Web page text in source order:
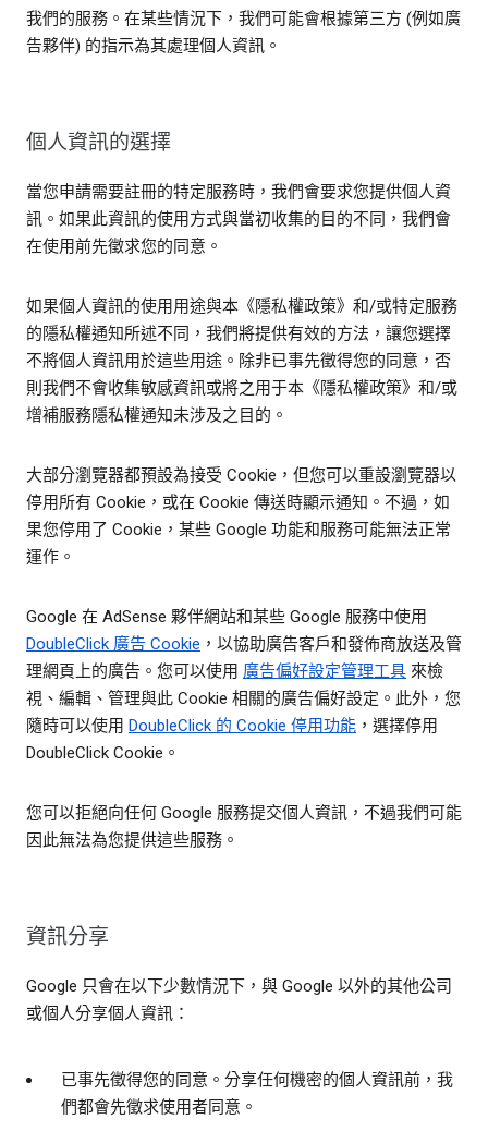
我們的服務。在某些情況下，我們可能會根據第三方 (例如廣
告夥伴) 的指示為其處理個人資訊。
個人資訊的選擇
當您申請需要註冊的特定服務時，我們會要求您提供個人資
訊。如果此資訊的使用方式與當初收集的目的不同，我們會
在使用前先徵求您的同意。
如果個人資訊的使用用途與本《隱私權政策》和/或特定服務
的隱私權通知所述不同，我們將提供有效的方法，讓您選擇
不將個人資訊用於這些用途。除非已事先徵得您的同意，否
則我們不會收集敏感資訊或將之用于本《隱私權政策》和/或
增補服務隱私權通知未涉及之目的。
大部分瀏覽器都預設為接受 Cookie，但您可以重設瀏覽器以
停用所有 Cookie，或在 Cookie 傳送時顯示通知。不過，如
果您停用了 Cookie，某些 Google 功能和服務可能無法正常
運作。
Google 在 AdSense 夥伴網站和某些 Google 服務中使用
DoubleClick 廣告 Cookie ，以協助廣告客戶和發佈商放送及管
理網頁上的廣告。您可以使用 廣告偏好設定管理工具 來檢
視、編輯、管理與此 Cookie 相關的廣告偏好設定。此外，您
隨時可以使用 DoubleClick 的 Cookie 停用功能 ，選擇停用
DoubleClick Cookie。
您可以拒絕向任何 Google 服務提交個人資訊，不過我們可能
因此無法為您提供這些服務。
資訊分享
Google 只會在以下少數情況下，與 Google 以外的其他公司
或個人分享個人資訊：
已事先徵得您的同意。分享任何機密的個人資訊前，我
們都會先徵求使用者同意。